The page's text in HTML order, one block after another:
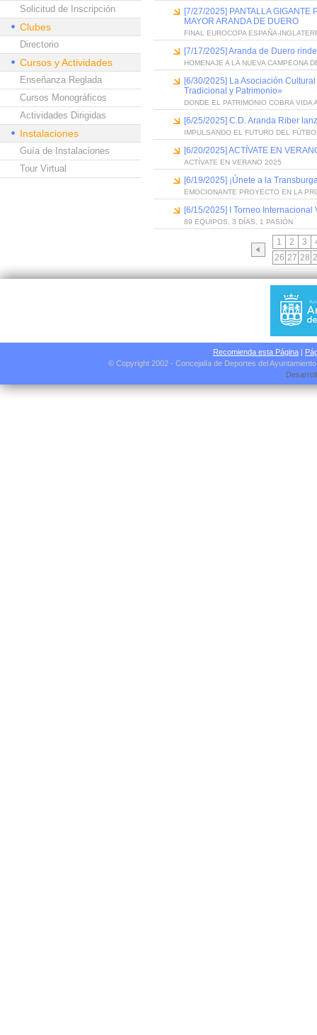
Solicitud de Inscripción
Clubes
Directorio
Cursos y Actividades
Enseñanza Reglada
Cursos Monográficos
Actividades Dirigidas
Instalaciones
Guía de Instalaciones
Tour Virtual
[7/27/2025] PANTALLA GIGANTE
MAYOR ARANDA DE DUERO
FINAL EUROCOPA ESPAÑA-
[7/17/2025] Aranda de Duero
HOMENAJE A LA NUEVA CAMPEONA
[6/30/2025] La Asociación
Tradicional y Patrimonio»
DONDE EL PATRIMONIO COBRA VIDA
[6/25/2025] C.D. Aranda Riber
IMPULSANDO EL FUTURO DEL
[6/20/2025] ACTÍVATE EN
ACTÍVATE EN VERANO 2025
[6/19/2025] ¡Únete a la
EMOCIONANTE PROYECTO EN LA
[6/15/2025] I Torneo
89 EQUIPOS, 3 DÍAS, 1 PASIÓN
1 2 3
26 27 28
Recomienda esta Página |
© Copyright 2002 - Concejalía de Deportes del